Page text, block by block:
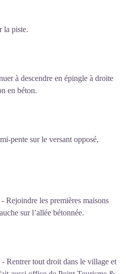
la piste.
à descendre en épingle à droite
en béton.
pente sur le versant opposé,
- Rejoindre les premières maisons
sur l’allée bétonnée.
- Rentrer tout droit dans le village et